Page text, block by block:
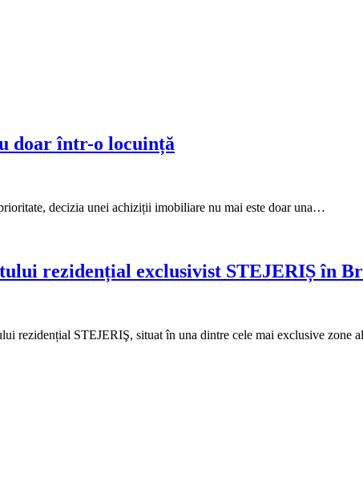
doar într-o locuință
decizia unei achiziții imobiliare nu mai este doar una…
rezidențial exclusivist STEJERIȘ în
rezidențial STEJERIŞ, situat în una dintre cele mai exclusive zone